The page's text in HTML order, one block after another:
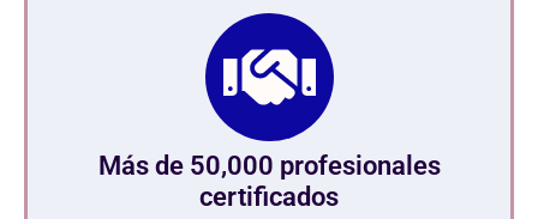
Más de 50,000 profesionales
certificados